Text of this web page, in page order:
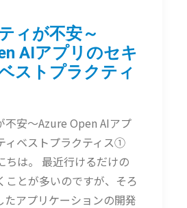
ィが不安～
AIアプリのセキ
ストプラクティ
不安～Azure Open AIアプ
ィベストプラクティス①
ちは。 最近行けるだけの
ことが多いのですが、そろ
たアプリケーションの開発